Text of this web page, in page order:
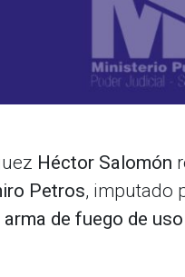
Héctor Salomón
Petros, imputado
de fuego de